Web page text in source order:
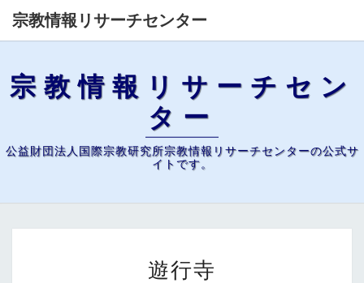
宗教情報リサーチセンター
宗教情報リサーチセン
ター
公益財団法人国際宗教研究所宗教情報リサーチセンターの公式サ
イトです。
行
遊行寺